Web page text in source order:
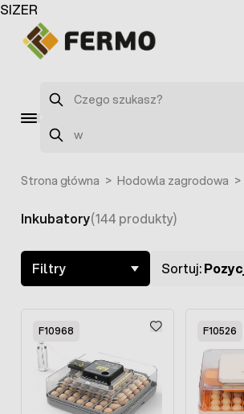
Przejdź do treści
Szukaj
Szukaj
Strona główna > Hodowla zagrodowa >
Skip to product list
Inkubatory(144 produkty)
Filtry Sortuj:
F10968 F10526
F10966
SIZER